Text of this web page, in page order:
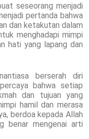
seseorang menjadi
pertanda bahwa
dan ketakutan dalam
menghadapi mimpi
hati yang lapang dan
berserah diri
bahwa setiap
dan tujuan yang
hamil dan merasa
berdoa kepada Allah
benar mengenai arti